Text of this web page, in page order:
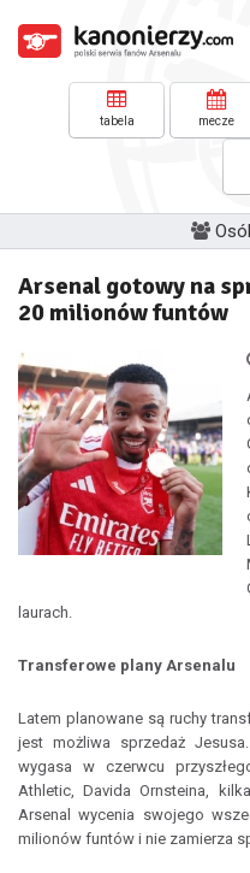
tabela mecze
Arsenal gotowy na
20 milionów funtów
laurach.
Transferowe plany Arsenalu
Latem planowane są ruchy
jest możliwa sprzedaż
wygasa w czerwcu
Athletic, Davida Ornsteina,
Arsenal wycenia swojego
milionów funtów i nie zamierza